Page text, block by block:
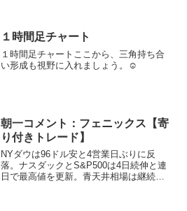
ト）では、2025...
１時間足チャート
１時間足チャートここから、三角持ち合
い形成も視野に入れましょう。☺
朝一コメント：フェニックス【寄
り付きトレード】
NYダウは96ドル安と4営業日ぶりに反
落。ナスダックとS&P500は4日続伸と連
日で最高値を更新。青天井相場は継続中